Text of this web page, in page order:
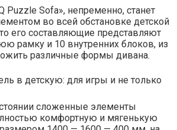
Puzzle Sofa», непременно, станет
во всей обстановке детской
его составляющие представляют
рамку и 10 внутренних блоков, из
различные формы дивана.
сложенные элементы
комфортную и мягенькую